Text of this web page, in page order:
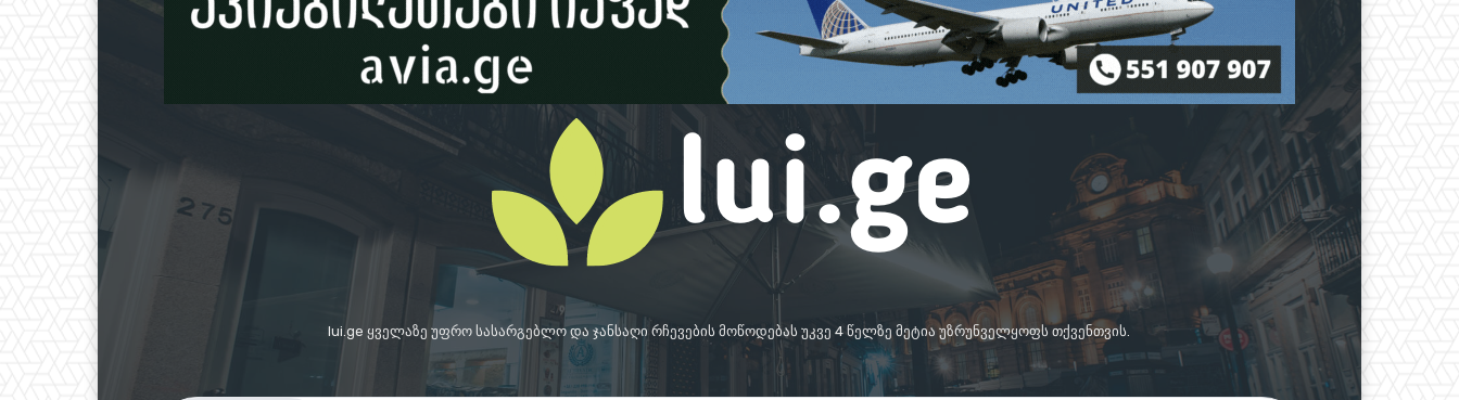
lui.ge ყველაზე უფრო სასარგებლო და ჯანსაღი რჩევების მოწოდებას უკვე 4 წელზე მეტია უზრუნველყოფს თქვენთვის.